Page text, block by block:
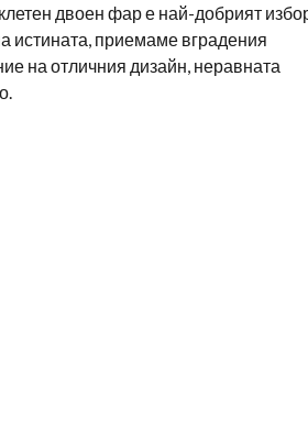
двоен фар е най-добрият
истината, приемаме вградения
на отличния дизайн, неравната